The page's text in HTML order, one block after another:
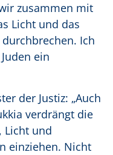
zusammen mit
Licht und das
Ich
ein
der Justiz: „Auch
verdrängt die
Licht und
einziehen. Nicht